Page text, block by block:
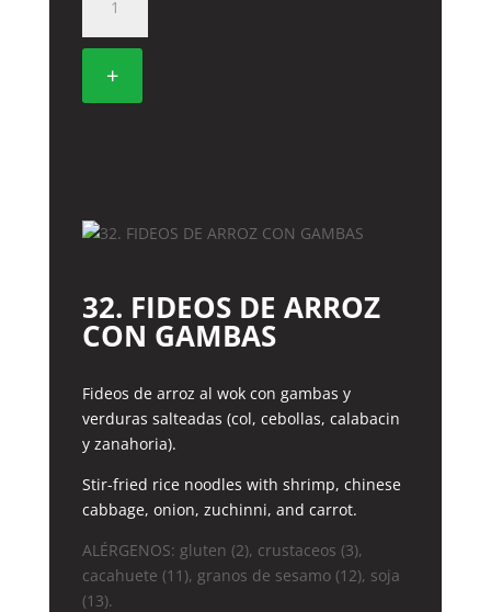
POLLO
CON
cantidad
+
32. FIDEOS DE ARROZ
CON GAMBAS
Fideos de arroz al wok con gambas y
verduras salteadas (col, cebollas, calabacin
y zanahoria).
Stir-fried rice noodles with shrimp, chinese
cabbage, onion, zuchinni, and carrot.
ALÉRGENOS: gluten (2), crustaceos (3),
cacahuete (11), granos de sesamo (12), soja
(13).